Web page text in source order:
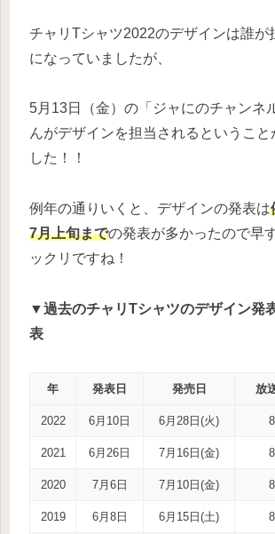
チャリTシャツ2022のデザインは誰が
になっていましたが、
5月13日（金）の「ジャにのチャンネ
んがデザインを担当されるということ
した！！
例年の通りいくと、デザインの発表は
7月上旬までの発表が多かったので早
ックリですね！
▼過去のチャリTシャツのデザイン発
表
年 発表日 発売日 放
2022 6月10日 6月28日(火)
2021 6月26日 7月16日(金)
2020 7月6日 7月10日(金)
2019 6月8日 6月15日(土)